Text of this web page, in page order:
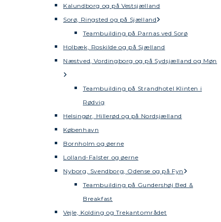
Kalundborg og på Vestsjælland
Sorø, Ringsted og på Sjælland
Teambuilding på Parnas ved Sorø
Holbæk, Roskilde og på Sjælland
Næstved, Vordingborg og på Sydsjælland og Møn
Teambuilding på Strandhotel Klinten i
Rødvig
Helsingør, Hillerød og på Nordsjælland
København
Bornholm og øerne
Lolland-Falster og øerne
Nyborg, Svendborg, Odense og på Fyn
Teambuilding på Gundershøj Bed &
Breakfast
Vejle, Kolding og Trekantområdet